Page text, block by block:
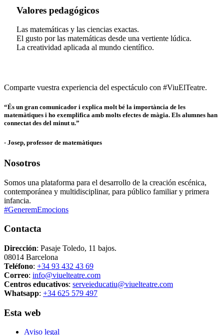
Valores pedagógicos
Las matemáticas y las ciencias exactas.
El gusto por las matemáticas desde una vertiente lúdica.
La creatividad aplicada al mundo científico.
Comparte vuestra experiencia del espectáculo con #ViuElTeatre.
“És un gran comunicador i explica molt bé la importància de les
matemàtiques i ho exemplifica amb molts efectes de màgia. Els alumnes han
connectat des del minut u.”
- Josep, professor de matemàtiques
Nosotros
Somos una plataforma para el desarrollo de la creación escénica,
contemporánea y multidisciplinar, para público familiar y primera
infancia.
#GeneremEmocions
Contacta
Dirección: Pasaje Toledo, 11 bajos.
08014 Barcelona
Teléfono: +34 93 432 43 69
Correo: info@viuelteatre.com
Centros educativos: serveieducatiu@viuelteatre.com
Whatsapp: +34 625 579 497
Esta web
Aviso legal